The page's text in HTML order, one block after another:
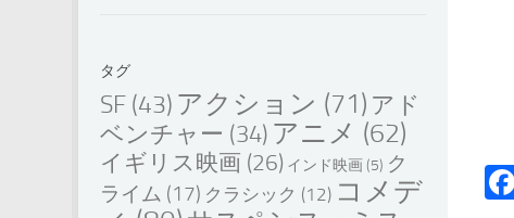
タグ
SF (43) アクション (71) アド
ベンチャー (34) アニメ (62)
イギリス映画 (26) インド映画(5) ク
ライム (17) クラシック (12) コメデ